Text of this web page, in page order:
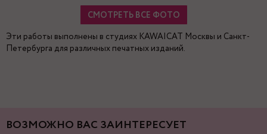
СМОТРЕТЬ ВСЕ ФОТО
Эти работы выполнены в студиях KAWAICAT Москвы и Санкт-
Петербурга для различных печатных изданий.
ВОЗМОЖНО ВАС ЗАИНТЕРЕСУЕТ